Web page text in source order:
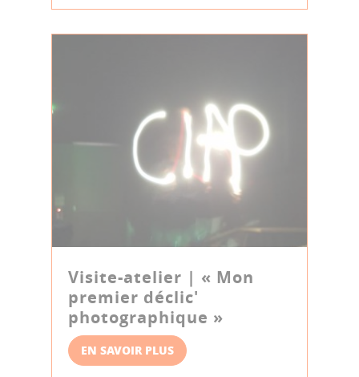
Visite-atelier | « Mon
premier déclic'
photographique »
EN SAVOIR PLUS